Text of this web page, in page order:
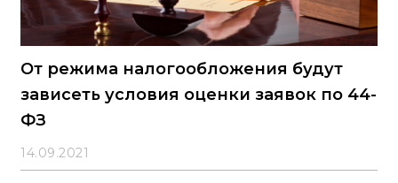
От режима налогообложения будут
зависеть условия оценки заявок по 44-
ФЗ
14.09.2021